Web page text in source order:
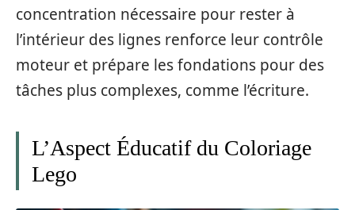
concentration nécessaire pour rester à
l’intérieur des lignes renforce leur contrôle
moteur et prépare les fondations pour des
tâches plus complexes, comme l’écriture.
L’Aspect Éducatif du Coloriage
Lego